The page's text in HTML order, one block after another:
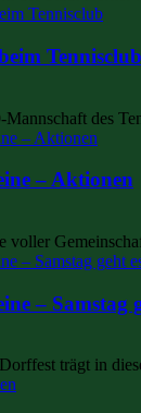
Tennisclub
des
– Aktionen
voller
– Samstag
trägt in